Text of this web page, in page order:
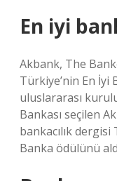
En iyi
Akbank, The
Türkiye’nin En İyi
uluslararası
Bankası seçilen
bankacılık
Banka ödülünü